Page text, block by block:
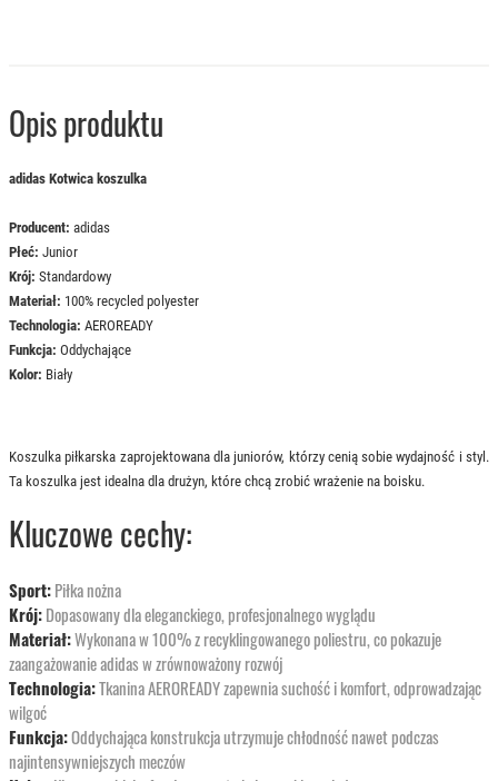
Opis produktu
adidas Kotwica koszulka
Producent: adidas
Płeć: Junior
Krój: Standardowy
Materiał: 100% recycled polyester
Technologia: AEROREADY
Funkcja: Oddychające
Kolor: Biały
Koszulka piłkarska zaprojektowana dla juniorów, którzy cenią sobie wydajność i styl.
Ta koszulka jest idealna dla drużyn, które chcą zrobić wrażenie na boisku.
Kluczowe cechy:
Sport:Piłka nożna
Krój:Dopasowany dla eleganckiego, profesjonalnego wyglądu
Materiał:Wykonana w 100% z recyklingowanego poliestru, co pokazuje
zaangażowanie adidas w zrównoważony rozwój
Technologia:Tkanina AEROREADY zapewnia suchość i komfort, odprowadzając
wilgoć
Funkcja:Oddychająca konstrukcja utrzymuje chłodność nawet podczas
najintensywniejszych meczów